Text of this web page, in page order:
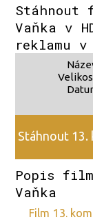
Stáhnout
Vaňka v
reklamu v
Stáhnout 13.
Popis
Vaňka
film 13. komnata Romana Vaňka je podle hodnocení